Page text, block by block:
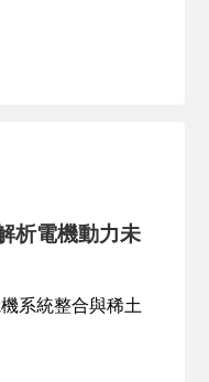
析電機動力未
系統整合與稀土